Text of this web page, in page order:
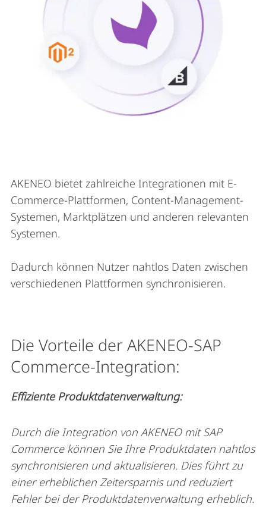
AKENEO bietet zahlreiche Integrationen mit E-
Commerce-Plattformen, Content-Management-
Systemen, Marktplätzen und anderen relevanten
Systemen.
Dadurch können Nutzer nahtlos Daten zwischen
verschiedenen Plattformen synchronisieren.
Die Vorteile der AKENEO-SAP
Commerce-Integration:
Effiziente Produktdatenverwaltung:
Durch die Integration von AKENEO mit SAP
Commerce können Sie Ihre Produktdaten nahtlos
synchronisieren und aktualisieren. Dies führt zu
einer erheblichen Zeitersparnis und reduziert
Fehler bei der Produktdatenverwaltung erheblich.